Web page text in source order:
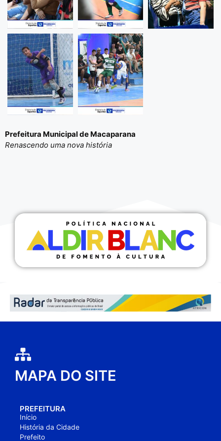
Prefeitura Municipal de Macaparana
Renascendo uma nova história
MAPA DO SITE
PREFEITURA
Início
História da Cidade
Prefeito